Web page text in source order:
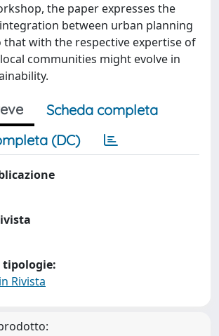
the paper expresses the
between urban planning
that with the respective expertise of
communities might evolve in
Scheda completa
(DC)
tipologie:
Rivista